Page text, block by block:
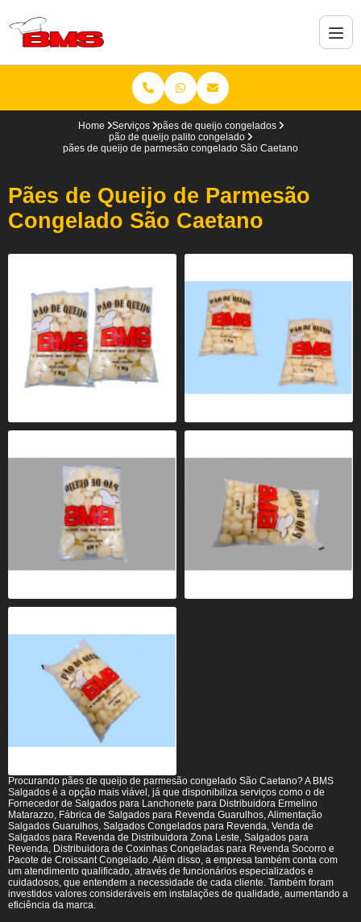
Home Serviços
pães de queijo congelados
pão de queijo palito congelado
pães de queijo de parmesão congelado São Caetano
Pães de Queijo de Parmesão
Congelado São Caetano
Procurando pães de queijo de parmesão congelado São Caetano? A BMS
Salgados é a opção mais viável, já que disponibiliza serviços como o de
Fornecedor de Salgados para Lanchonete para Distribuidora Ermelino
Matarazzo, Fábrica de Salgados para Revenda Guarulhos, Alimentação
Salgados Guarulhos, Salgados Congelados para Revenda, Venda de
Salgados para Revenda de Distribuidora Zona Leste, Salgados para
Revenda, Distribuidora de Coxinhas Congeladas para Revenda Socorro e
Pacote de Croissant Congelado. Além disso, a empresa também conta com
um atendimento qualificado, através de funcionários especializados e
cuidadosos, que entendem a necessidade de cada cliente. Também foram
investidos valores consideráveis em instalações de qualidade, aumentando a
eficiência da marca.